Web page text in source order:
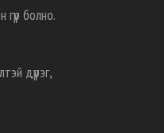
болно.
дүүрэг,